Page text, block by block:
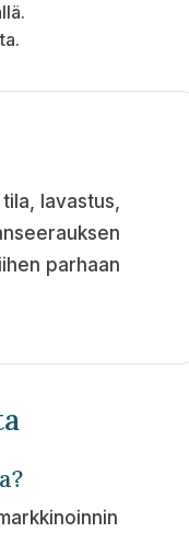
lavastus,
parhaan